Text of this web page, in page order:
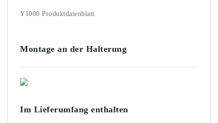
Y1000 Produktdatenblatt
Montage an der Halterung
Im Lieferumfang enthalten